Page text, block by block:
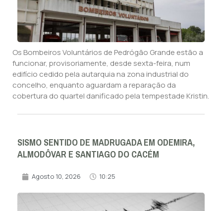
Os Bombeiros Voluntários de Pedrógão Grande estão a
funcionar, provisoriamente, desde sexta-feira, num
edifício cedido pela autarquia na zona industrial do
concelho, enquanto aguardam a reparação da
cobertura do quartel danificado pela tempestade Kristin.
SISMO SENTIDO DE MADRUGADA EM ODEMIRA,
ALMODÔVAR E SANTIAGO DO CACÉM
Agosto 10, 2026 10:25